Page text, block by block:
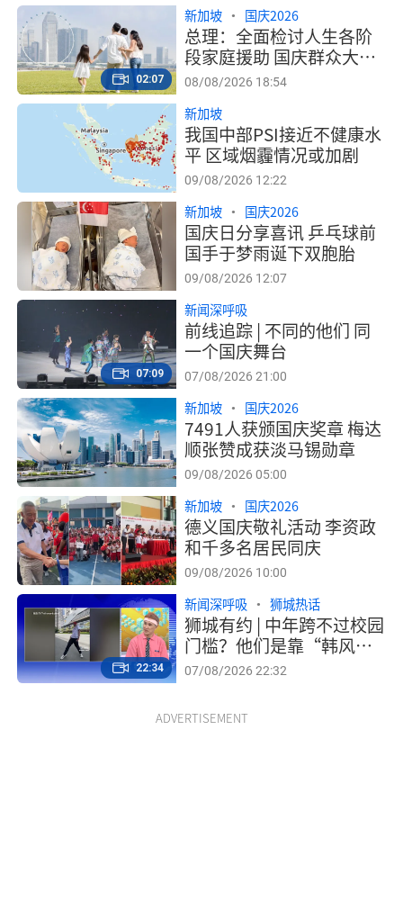
总理：全面检讨人生各阶
段家庭援助 国庆群众大会
宣布细节
新加坡 国庆2026
08/08/2026 18:54
02:07
我国中部PSI接近不健康水
平 区域烟霾情况或加剧
新加坡
09/08/2026 12:22
国庆日分享喜讯 乒乓球前
国手于梦雨诞下双胞胎
新加坡 国庆2026
09/08/2026 12:07
前线追踪 | 不同的他们 同
一个国庆舞台
新闻深呼吸
07/08/2026 21:00
07:09
7491人获颁国庆奖章 梅达
顺张赞成获淡马锡勋章
新加坡 国庆2026
09/08/2026 05:00
德义国庆敬礼活动 李资政
和千多名居民同庆
新加坡 国庆2026
09/08/2026 10:00
狮城有约 | 中年跨不过校园
门槛？他们是靠“韩风”
圈粉、为兴趣钻研的资优
新闻深呼吸 狮城热话
07/08/2026 22:32
22:34
ADVERTISEMENT